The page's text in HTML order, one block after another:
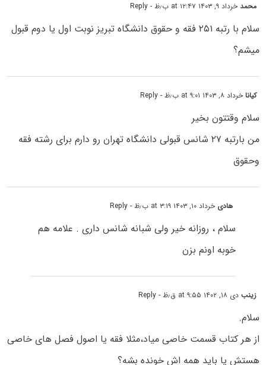
محمدخرداد ۹, ۱۴۰۳ at ۱۲:۴۷ ب٫ظ - Reply
سلام با رتبه ۲۵۱ فقه و حقوق دانشگاه تبریز نوبت اول یا دوم قبول
میشم؟
کیاناخرداد ۸, ۱۴۰۳ at ۹:۰۱ ب٫ظ - Reply
سلام وقتتون بخیر
من بارتبه ۲۷ شانس قبولی دانشگاه تهران رو دارم برای رشته فقه
وحقوق
هادی خرداد ۱۰, ۱۴۰۳ at ۳:۱۹ ب٫ظ - Reply
سلام ، روزانه خیر ولی شبانه شانس داری . علامه هم
خوبه اونم بزن
زینبدی ۱۸, ۱۴۰۲ at ۹:۵۵ ق٫ظ - Reply
سلام.
از هر کتاب قسمت خاصی میاد،مثلا فقه یا اصول فصل های خاصی
هستش یا باید همه اش خونده بشه؟